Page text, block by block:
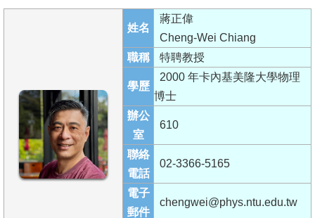
系
員
學
姓名
蔣正偉
Cheng-Wei Chiang
職稱
特聘教授
學歷
2000 年卡內基美隆大學物理
博士
辦公
室
610
聯絡
電話
02-3366-5165
電子
郵件
chengwei@phys.ntu.edu.tw